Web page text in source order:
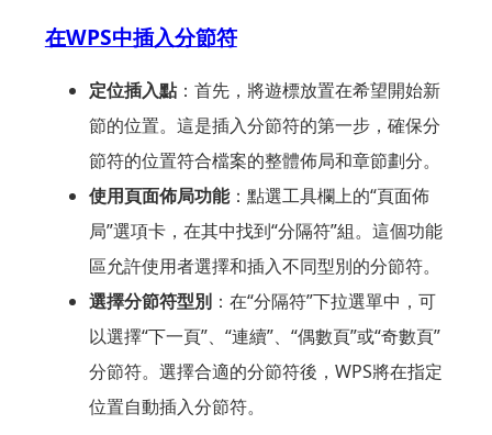
在WPS中插入分節符
定位插入點：首先，將遊標放置在希望開始新
節的位置。這是插入分節符的第一步，確保分
節符的位置符合檔案的整體佈局和章節劃分。
使用頁面佈局功能：點選工具欄上的“頁面佈
局”選項卡，在其中找到“分隔符”組。這個功能
區允許使用者選擇和插入不同型別的分節符。
選擇分節符型別：在“分隔符”下拉選單中，可
以選擇“下一頁”、“連續”、“偶數頁”或“奇數頁”
分節符。選擇合適的分節符後，WPS將在指定
位置自動插入分節符。